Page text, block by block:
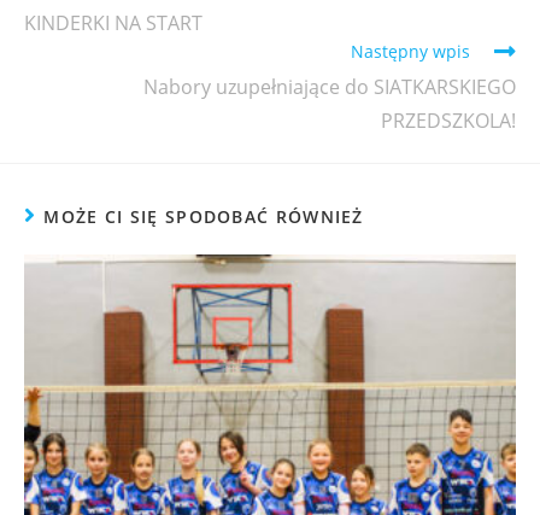
KINDERKI NA START
Następny wpis
Nabory uzupełniające do SIATKARSKIEGO
PRZEDSZKOLA!
MOŻE CI SIĘ SPODOBAĆ RÓWNIEŻ